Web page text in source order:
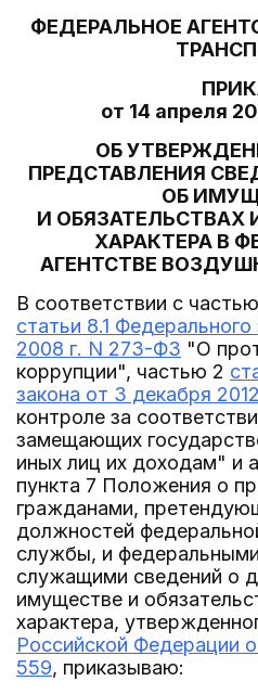
ФЕДЕРАЛЬНОЕ
от 14 апреля
ОБ
ПРЕДСТАВЛЕНИЯ
ОБ
И
ХАРАКТЕРА В
АГЕНТСТВЕ
В соответствии с
статьи 8.1
2008 г. N 273-ФЗ "О
коррупции", частью 2
закона от 3 декабря
контроле за
замещающих
иных лиц их доходам" и
пункта 7 Положения о
гражданами,
должностей
службы, и
служащими сведений о
имуществе и
характера,
Российской Федерации
559, приказываю: